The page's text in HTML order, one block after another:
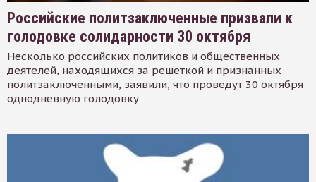
Российские политзаключенные призвали к
голодовке солидарности 30 октября
Несколько российских политиков и общественных
деятелей, находящихся за решеткой и признанных
политзаключенными, заявили, что проведут 30 октября
однодневную голодовку